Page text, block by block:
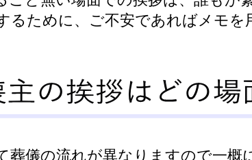
るために、ご不安であればメモを
葬儀の流れが異なりますので一概